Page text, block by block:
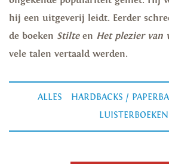
hij een uitgeverij leidt. Eerder
de boeken Stilte en Het plezier van
vele talen vertaald werden.
ALLES HARDBACKS /
LUISTERBOEKEN